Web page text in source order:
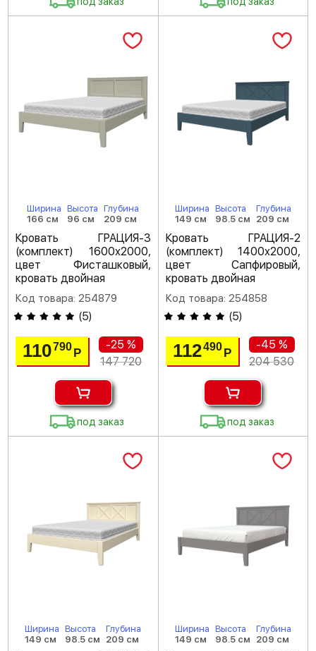
Ширина
166 см
Высота
96 см
Глубина
209 см
Кровать ГРАЦИЯ-3
(комплект) 1600х2000,
цвет Фисташковый,
кровать двойная
Код товара: 254879
(5)
110790 Р
-25 %
147 720
под заказ
Ширина
149 см
Высота
98.5 см
Глубина
209 см
Кровать ГРАЦИЯ-2
(комплект) 1400х2000,
цвет Сапфировый,
кровать двойная
Код товара: 254858
(5)
112490 Р
-45 %
204 530
под заказ
Ширина
149 см
Высота
98.5 см
Глубина
209 см
Ширина
149 см
Высота
98.5 см
Глубина
209 см